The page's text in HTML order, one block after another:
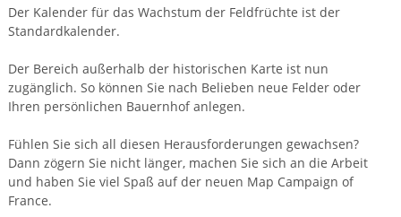
Der Kalender für das Wachstum der Feldfrüchte ist der
Standardkalender.
Der Bereich außerhalb der historischen Karte ist nun
zugänglich. So können Sie nach Belieben neue Felder oder
Ihren persönlichen Bauernhof anlegen.
Fühlen Sie sich all diesen Herausforderungen gewachsen?
Dann zögern Sie nicht länger, machen Sie sich an die Arbeit
und haben Sie viel Spaß auf der neuen Map Campaign of
France.